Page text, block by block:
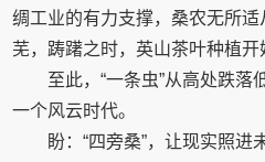
绸工业的有力支撑，桑农无所
芜，踌躇之时，英山茶叶种植开
至此，“一条虫”从高处跌落
一个风云时代。
盼：“四旁桑”，让现实照进